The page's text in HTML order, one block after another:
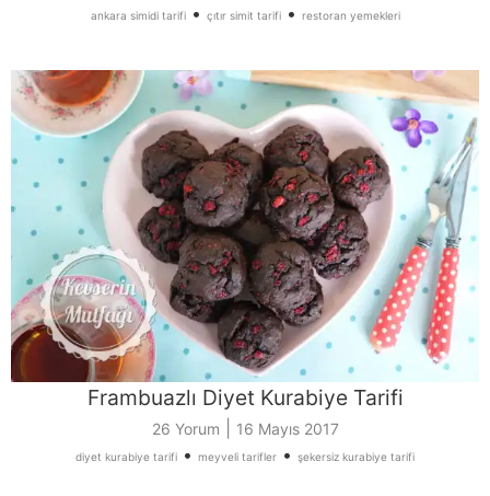
ankara simidi tarifi• çıtır simit tarifi• restoran yemekleri
Frambuazlı Diyet Kurabiye Tarifi
26 Yorum 16 Mayıs 2017
diyet kurabiye tarifi • meyveli tarifler • şekersiz kurabiye tarifi